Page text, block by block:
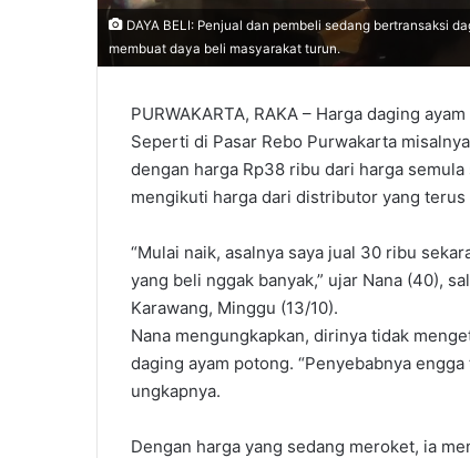
DAYA BELI: Penjual dan pembeli sedang bertransaksi
membuat daya beli masyarakat turun.
PURWAKARTA, RAKA – Harga daging
Seperti di Pasar Rebo Purwakarta
dengan harga Rp38 ribu dari harga
mengikuti harga dari distributor yang terus
“Mulai naik, asalnya saya jual 30 ribu
yang beli nggak banyak,” ujar Nana (40),
Karawang, Minggu (13/10).
Nana mengungkapkan, dirinya tidak
daging ayam potong. “Penyebabnya
ungkapnya.
Dengan harga yang sedang meroket, ia